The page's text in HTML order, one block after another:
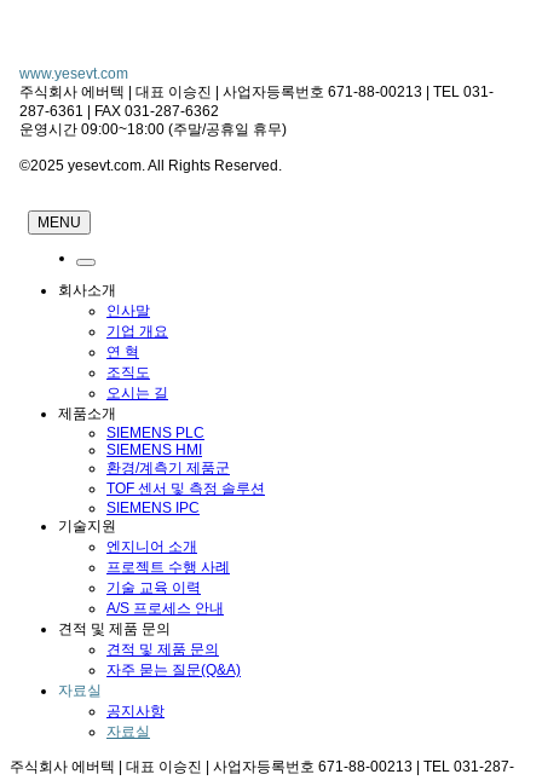
www.yesevt.com
주식회사 에버텍 | 대표 이승진 | 사업자등록번호 671-88-00213 | TEL 031-
287-6361 | FAX 031-287-6362
운영시간 09:00~18:00 (주말/공휴일 휴무)
©2025 yesevt.com. All Rights Reserved.
MENU
회사소개
인사말
기업 개요
연 혁
조직도
오시는 길
제품소개
SIEMENS PLC
SIEMENS HMI
환경/계측기 제품군
TOF 센서 및 측정 솔루션
SIEMENS IPC
기술지원
엔지니어 소개
프로젝트 수행 사례
기술 교육 이력
A/S 프로세스 안내
견적 및 제품 문의
견적 및 제품 문의
자주 묻는 질문(Q&A)
자료실
공지사항
자료실
주식회사 에버텍 | 대표 이승진 | 사업자등록번호 671-88-00213 | TEL 031-287-